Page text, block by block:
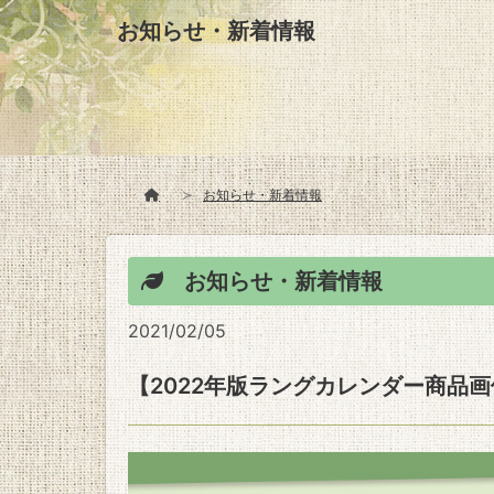
お知らせ・新着情報
お知らせ・新着情報
お知らせ・新着情報
2021/02/05
【2022年版ラングカレンダー商品